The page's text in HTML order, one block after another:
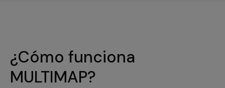
¿Cómo funciona
MULTIMAP?